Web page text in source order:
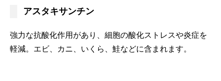
アスタキサンチン
強力な抗酸化作用があり、細胞の酸化ストレスや炎症を
軽減。エビ、カニ、いくら、鮭などに含まれます。